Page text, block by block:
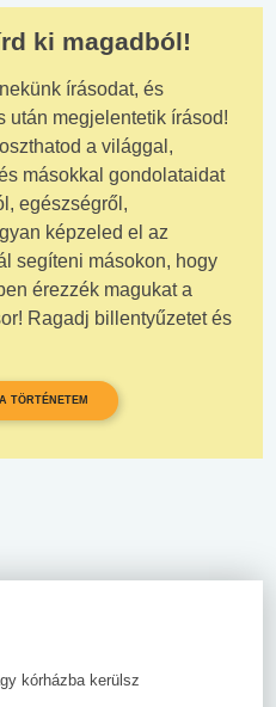
ki magadból!
írásodat, és
után megjelentetik írásod!
a világgal,
másokkal gondolataidat
egészségről,
képzeled el az
segíteni másokon, hogy
érezzék magukat a
Ragadj billentyűzetet és
TÖRTÉNETEM
kórházba kerülsz